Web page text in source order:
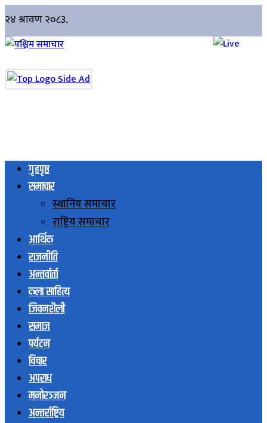
गृहपृष्ठ
समाचार
स्थानिय समाचार
राष्ट्रिय समाचार
आर्थिक
राजनीति
अन्तर्वार्ता
कला साहित्य
जिवनशैली
समाज
पर्यटन
विचार
अपराध
मनोरञ्जन
अन्तर्राष्ट्रिय